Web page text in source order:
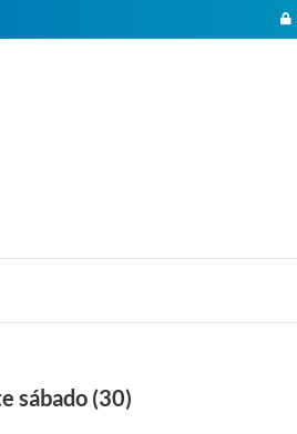
sábado (30)